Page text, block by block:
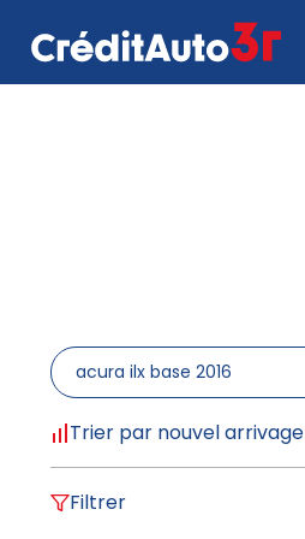
Trier par nouvel arrivage
Filtrer